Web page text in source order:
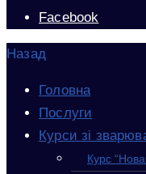
Facebook
Назад
Головна
Послуги
Курси зі
Курс